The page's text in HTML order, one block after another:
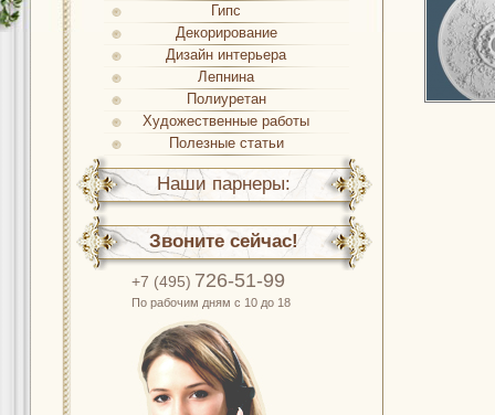
Гипс
Декорирование
Дизайн интерьера
Лепнина
Полиуретан
Художественные работы
Полезные статьи
Наши парнеры:
Звоните сейчас!
+7 (495) 726-51-99
По рабочим дням с 10 до 18